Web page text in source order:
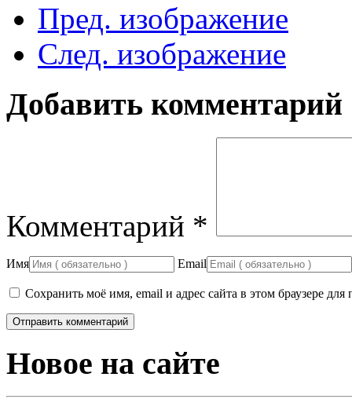
Пред. изображение
След. изображение
Добавить комментарий
Комментарий *
Имя Email
Сохранить моё имя, email и адрес сайта в этом браузере
Новое на сайте